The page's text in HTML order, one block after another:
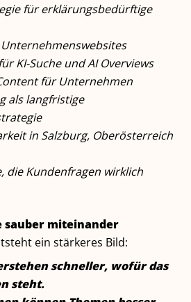
für erklärungsbedürftige
Unternehmenswebsites
KI-Suche und AI Overviews
für Unternehmen
als langfristige
in Salzburg, Oberösterreich
die Kundenfragen wirklich
sauber miteinander
ein stärkeres Bild:
schneller, wofür das
steht.